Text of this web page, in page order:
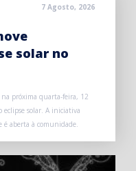
7 Agosto, 2026
solar no
próxima quarta-feira, 12
eclipse solar. A iniciativa
é aberta à comunidade.